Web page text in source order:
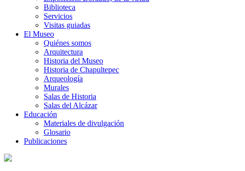
Biblioteca
Servicios
Visitas guiadas
El Museo
Quiénes somos
Arquitectura
Historia del Museo
Historia de Chapultepec
Arqueología
Murales
Salas de Historia
Salas del Alcázar
Educación
Materiales de divulgación
Glosario
Publicaciones